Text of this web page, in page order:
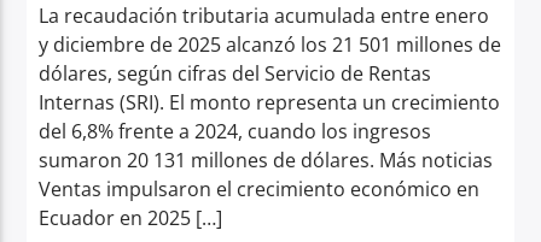
La recaudación tributaria acumulada entre enero
y diciembre de 2025 alcanzó los 21 501 millones de
dólares, según cifras del Servicio de Rentas
Internas (SRI). El monto representa un crecimiento
del 6,8% frente a 2024, cuando los ingresos
sumaron 20 131 millones de dólares. Más noticias
Ventas impulsaron el crecimiento económico en
Ecuador en 2025 […]